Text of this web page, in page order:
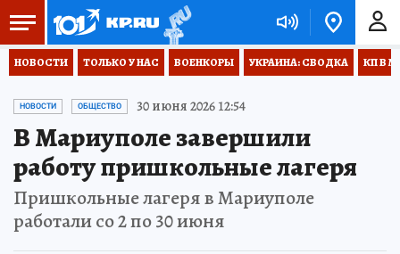
НОВОСТИ ТОЛЬКО У НАС ВОЕНКОРЫ УКРАИНА: СВОДКА КП В
НОВОСТИ ОБЩЕСТВО 30 июня 2026 12:54
В Мариуполе завершили
работу пришкольные лагеря
Пришкольные лагеря в Мариуполе
работали со 2 по 30 июня